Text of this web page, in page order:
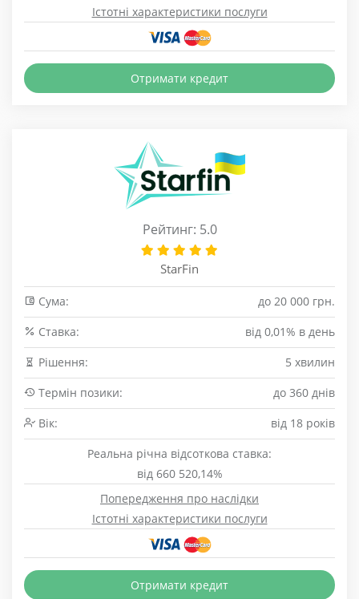
Істотні характеристики послуги
Отримати кредит
Рейтинг: 5.0
StarFin
Сума:
до 20 000 грн.
Cтавка:
від 0,01% в день
Рішення:
5 хвилин
Термін позики:
до 360 днів
Вік:
від 18 років
Реальна річна відсоткова ставка:
від 660 520,14%
Попередження про наслідки
Істотні характеристики послуги
Отримати кредит